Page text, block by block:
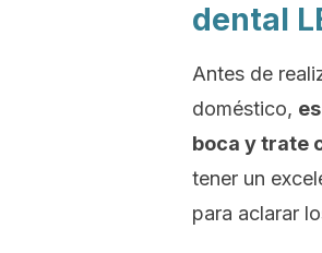
dental
Antes de
doméstico,
boca y trate
tener un
para aclarar